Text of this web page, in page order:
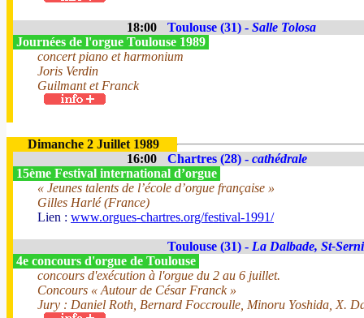
18:00 Toulouse (31) - Salle Tolosa
Journées de l'orgue Toulouse 1989
concert piano et harmonium
Joris Verdin
Guilmant et Franck
Dimanche 2 Juillet 1989
16:00
Chartres (28) - cathédrale
15ème Festival international d’orgue
« Jeunes talents de l’école d’orgue française »
Gilles Harlé (France)
Lien : www.orgues-chartres.org/festival-1991/
Toulouse (31) - La Dalbade, St-
4e concours d'orgue de Toulouse
concours d'exécution à l'orgue du 2 au 6 juillet.
Concours « Autour de César Franck »
Jury : Daniel Roth, Bernard Foccroulle, Minoru Yoshida, X.